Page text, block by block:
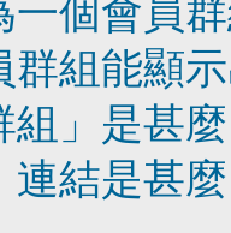
一個會員
群組能顯
組」是甚
連結是甚